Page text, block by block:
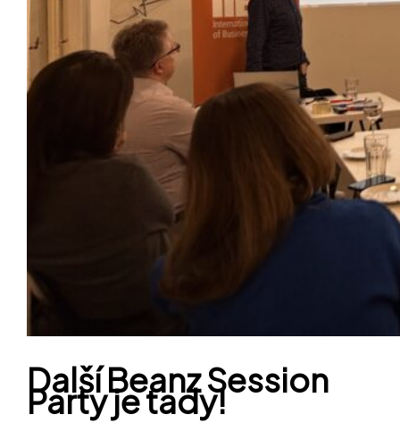
Další Beanz Session
Party je tady!